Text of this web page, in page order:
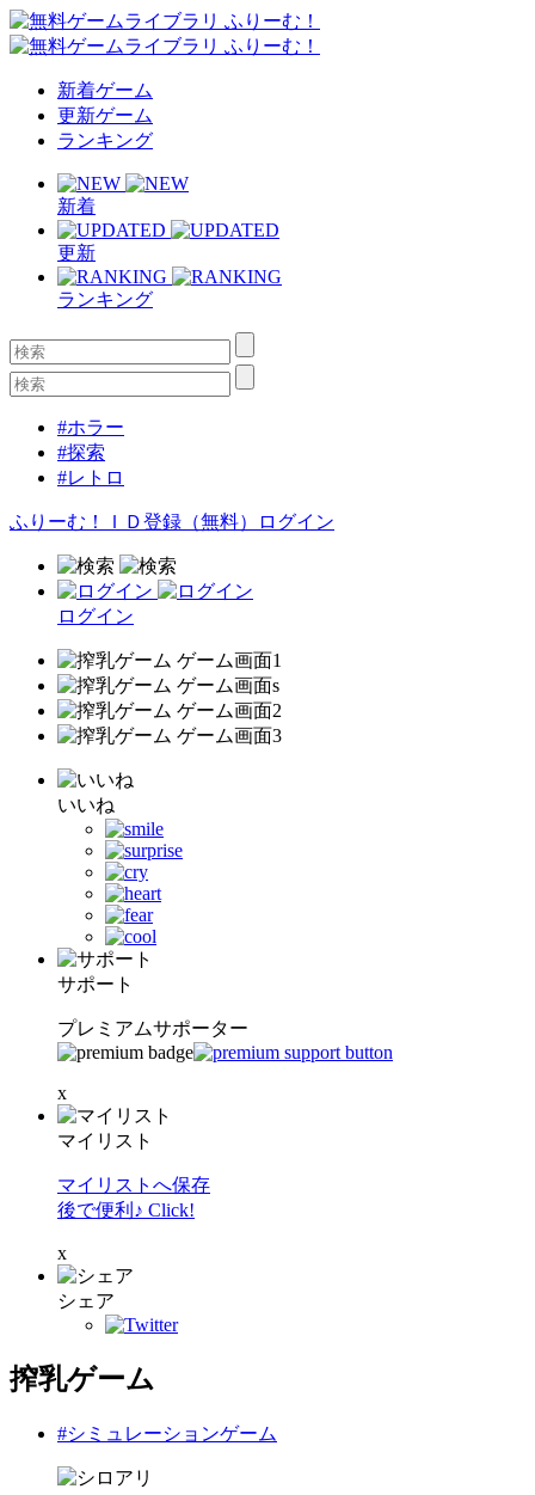
新着ゲーム
更新ゲーム
ランキング
新着
更新
ランキング
#ホラー
#探索
#レトロ
ふりーむ！ＩＤ登録（無料） ログイン
ログイン
いいね
サポート
プレミアムサポーター
x
マイリスト
マイリストへ保存
後で便利♪ Click!
x
シェア
搾乳ゲーム
#シミュレーションゲーム